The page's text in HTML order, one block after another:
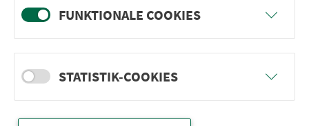
24h-Ser­vice­te­le­fon:
0911 27075-99
Zum Kon­taktformular
Netz & Fahrpläne
FUNKTIONALE COOKIES
STATISTIK-COOKIES